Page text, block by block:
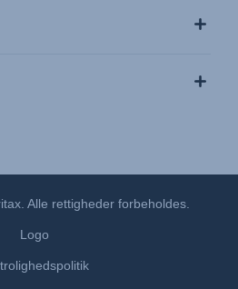
Alle rettigheder forbeholdes.
Logo